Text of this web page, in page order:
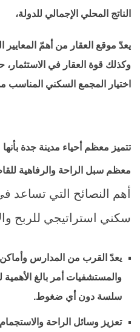
الناتج المحلي الإجمالي للدولة،
يعدّ موقع العقار من أهمّ المعايير
وكذلك قوة العقار في
اختيار المجمع السكني
تتميز معظم أحياء مدينة جدة
معظم سبل الراحة والرفاهية
أهم النصائح التي تساعد
سكني استراتيجي للربح
يعدّ القرب من المدارس
والمستشفيات أمر بالغ
سلسة دون أي ضغوط.
تعزيز وسائل الراحة